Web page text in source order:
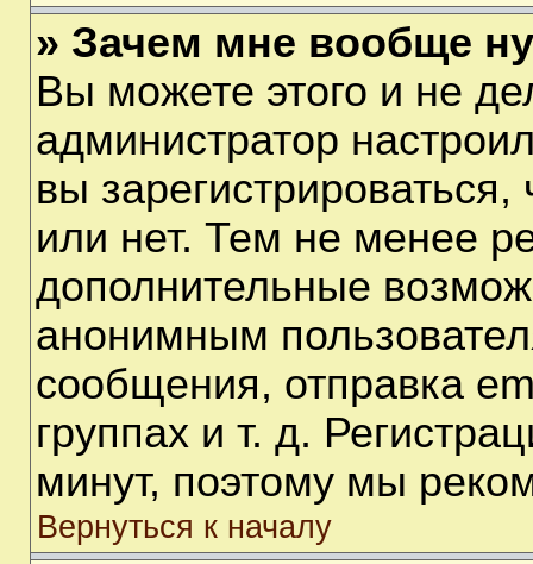
» Зачем мне вообще
Вы можете этого и не
администратор
вы
или нет. Тем не менее
дополнительные
анонимным
сообщения, отправка
группах и т. д.
минут, поэтому мы
Вернуться к началу